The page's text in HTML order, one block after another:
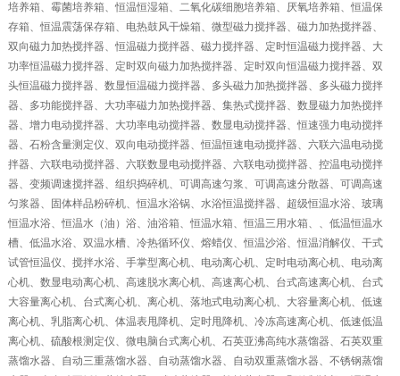
培养箱、霉菌培养箱、恒温恒湿箱、二氧化碳细胞培养箱、厌氧培养箱、恒温保
存箱、恒温震荡保存箱、电热鼓风干燥箱、微型磁力搅拌器、磁力加热搅拌器、
双向磁力加热搅拌器、恒温磁力搅拌器、磁力搅拌器、定时恒温磁力搅拌器、大
功率恒温磁力搅拌器、定时双向磁力加热搅拌器、定时双向恒温磁力搅拌器、双
头恒温磁力搅拌器、数显恒温磁力搅拌器、多头磁力加热搅拌器、多头磁力搅拌
器、多功能搅拌器、大功率磁力加热搅拌器、集热式搅拌器、数显磁力加热搅拌
器、增力电动搅拌器、大功率电动搅拌器、数显电动搅拌器、恒速强力电动搅拌
器、石粉含量测定仪、双向电动搅拌器、恒温恒速电动搅拌器、六联六温电动搅
拌器、六联电动搅拌器、六联数显电动搅拌器、六联电动搅拌器、控温电动搅拌
器、变频调速搅拌器、组织捣碎机、可调高速匀浆、可调高速分散器、可调高速
匀浆器、固体样品粉碎机、恒温水浴锅、水浴恒温搅拌器、超级恒温水浴、玻璃
恒温水浴、恒温水（油）浴、油浴箱、恒温水箱、恒温三用水箱、、低温恒温水
槽、低温水浴、双温水槽、冷热循环仪、熔蜡仪、恒温沙浴、恒温消解仪、干式
试管恒温仪、搅拌水浴、手掌型离心机、电动离心机、定时电动离心机、电动离
心机、数显电动离心机、高速脱水离心机、高速离心机、台式高速离心机、台式
大容量离心机、台式离心机、离心机、落地式电动离心机、大容量离心机、低速
离心机、乳脂离心机、体温表甩降机、定时甩降机、冷冻高速离心机、低速低温
离心机、硫酸根测定仪、微电脑台式离心机、石英亚沸高纯水蒸馏器、石英双重
蒸馏水器、自动三重蒸馏水器、自动蒸馏水器、自动双重蒸馏水器、不锈钢蒸馏